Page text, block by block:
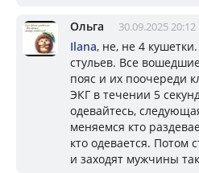
Ольга 30.09.2025 20:12
Ilana, не, не 4
стульев. Все
пояс и их поочереди
ЭКГ в течении 5
одевайтесь,
меняемся кто
кто одевается.
и заходят мужчины